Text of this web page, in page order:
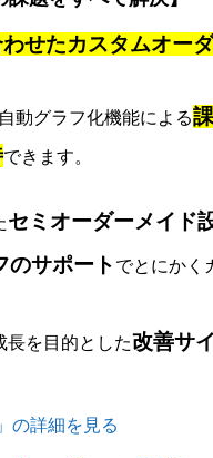
せたカスタムオー
動グラフ化機能による
できます。
セミオーダーメイド
のサポート でとにかく
長を目的とした改善サ
の詳細を見る